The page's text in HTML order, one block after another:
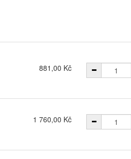
881,00 Kč
1 760,00 Kč